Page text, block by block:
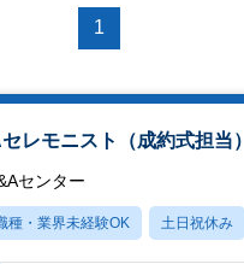
1
レモニスト（成約式担当）
センター
種・業界未経験OK 土日祝休み